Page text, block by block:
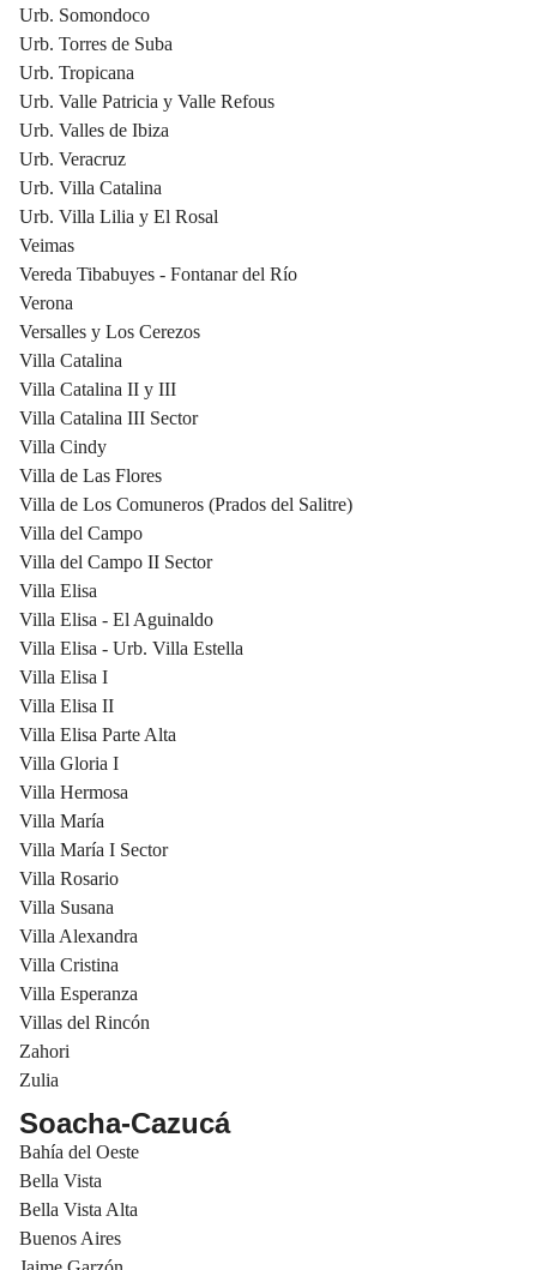
Urb. Somondoco
Urb. Torres de Suba
Urb. Tropicana
Urb. Valle Patricia y Valle Refous
Urb. Valles de Ibiza
Urb. Veracruz
Urb. Villa Catalina
Urb. Villa Lilia y El Rosal
Veimas
Vereda Tibabuyes - Fontanar del Río
Verona
Versalles y Los Cerezos
Villa Catalina
Villa Catalina II y III
Villa Catalina III Sector
Villa Cindy
Villa de Las Flores
Villa de Los Comuneros (Prados del Salitre)
Villa del Campo
Villa del Campo II Sector
Villa Elisa
Villa Elisa - El Aguinaldo
Villa Elisa - Urb. Villa Estella
Villa Elisa I
Villa Elisa II
Villa Elisa Parte Alta
Villa Gloria I
Villa Hermosa
Villa María
Villa María I Sector
Villa Rosario
Villa Susana
Villa Alexandra
Villa Cristina
Villa Esperanza
Villas del Rincón
Zahori
Zulia
Soacha-Cazucá
Bahía del Oeste
Bella Vista
Bella Vista Alta
Buenos Aires